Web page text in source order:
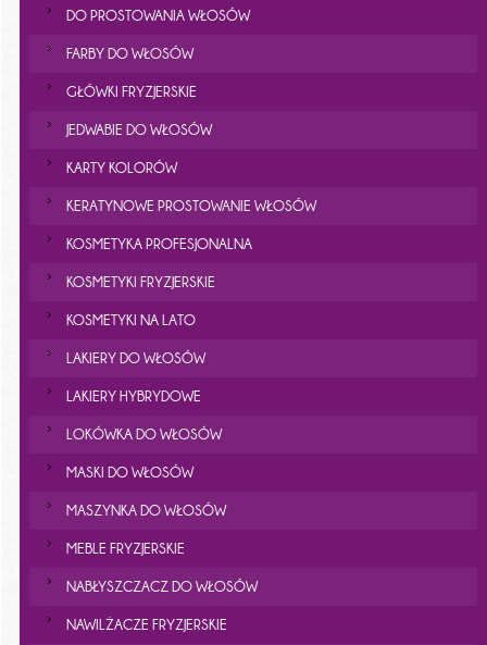
DO PROSTOWANIA WŁOSÓW
FARBY DO WŁOSÓW
GŁÓWKI FRYZJERSKIE
JEDWABIE DO WŁOSÓW
KARTY KOLORÓW
KERATYNOWE PROSTOWANIE WŁOSÓW
KOSMETYKA PROFESJONALNA
KOSMETYKI FRYZJERSKIE
KOSMETYKI NA LATO
LAKIERY DO WŁOSÓW
LAKIERY HYBRYDOWE
LOKÓWKA DO WŁOSÓW
MASKI DO WŁOSÓW
MASZYNKA DO WŁOSÓW
MEBLE FRYZJERSKIE
NABŁYSZCZACZ DO WŁOSÓW
NAWILŻACZE FRYZJERSKIE